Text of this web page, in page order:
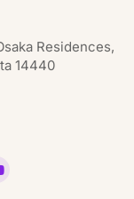
Residences,
14440